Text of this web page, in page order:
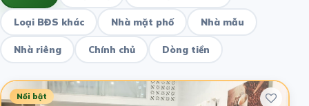
Loại BĐS khác Nhà mặt phố Nhà mẫu
Nhà riêng Chính chủ Dòng tiền
Nổi bật